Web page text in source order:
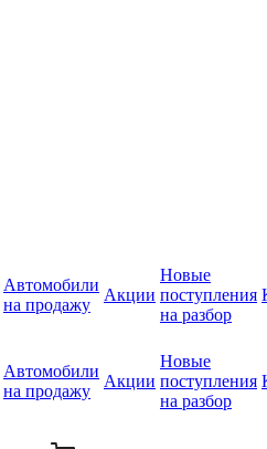
Автомобили
на продажу
Акции
Новые
поступления
на разбор
Автомобили
на продажу
Акции
Новые
поступления
на разбор